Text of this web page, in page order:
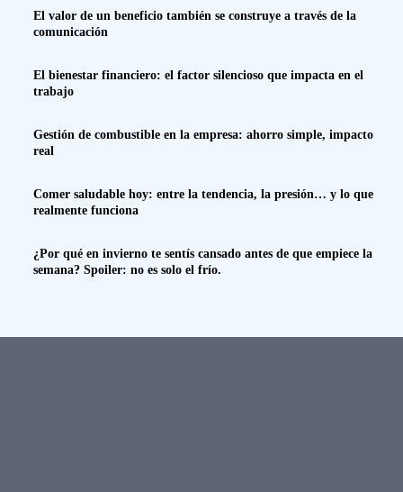
El valor de un beneficio también se construye a través de la
comunicación
El bienestar financiero: el factor silencioso que impacta en el
trabajo
Gestión de combustible en la empresa: ahorro simple, impacto
real
Comer saludable hoy: entre la tendencia, la presión… y lo que
realmente funciona
¿Por qué en invierno te sentís cansado antes de que empiece la
semana? Spoiler: no es solo el frío.